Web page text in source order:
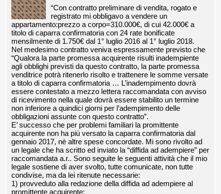
“Con contratto preliminare di vendita, rogato e
registrato mi obbligavo a vendere un
appartamento:prezzo a corpo=310.000€, di cui 42.000€ a
titolo di caparra confirmatoria con 24 rate bonificate
mensilmente di 1.750€ dal 1° luglio 2016 al 1° luglio 2018.
Nel medesimo contratto veniva espressamente previsto che
“Qualora la parte promessa acquirente risulti inadempiente
agli obblighi previsti da questo contratto, la parte promessa
venditrice potrà ritenerlo risolto e trattenere le somme versate
a titolo di caparra confirmatoria … L’inadempimento dovrà
essere contestato a mezzo lettera raccomandata con avviso
di ricevimento nella quale dovrà essere stabilito un termine
non inferiore a quindici giorni per l’adempimento delle
obbligazioni assunte con questo contratto”.
E’ successo che per problemi familiari la promittente
acquirente non ha più versato la caparra confirmatoria dal
gennaio 2017, nè altre spese concordate. Mi sono rivolto ad
un legale che ha scritto ed inviato la “diffida ad adempiere” per
raccomandata a.r.. Sono seguite le seguenti attività che il mio
legale sostiene di aver svolto, tutte comunicate, non tutte
condivise, ma da lei ritenute necessarie:
1) provveduto alla redazione della diffida ad adempiere al
promittente acquirente;